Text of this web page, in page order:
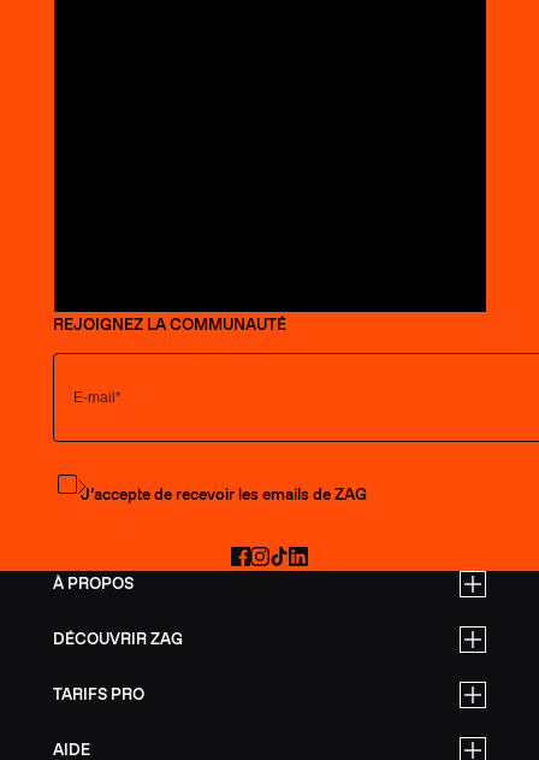
À PROPOS
DÉCOUVRIR ZAG
TARIFS PRO
AIDE
REJOIGNEZ LA COMMUNAUTÉ
S'abonner à la newsletter
J’accepte de recevoir les emails de ZAG
Facebook
Instagram
TikTokLinkedIn